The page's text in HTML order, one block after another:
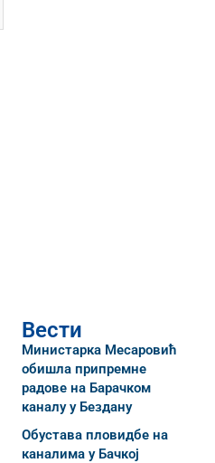
Вести
Министарка Месаровић
обишла припремне
радове на Барачком
каналу у Бездану
Обустава пловидбе на
каналима у Бачкој